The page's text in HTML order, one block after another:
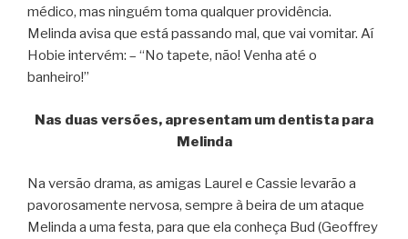
médico, mas ninguém toma qualquer providência.
Melinda avisa que está passando mal, que vai vomitar. Aí
Hobie intervém: – “No tapete, não! Venha até o
banheiro!”
Nas duas versões, apresentam um dentista para
Melinda
Na versão drama, as amigas Laurel e Cassie levarão a
pavorosamente nervosa, sempre à beira de um ataque
Melinda a uma festa, para que ela conheça Bud (Geoffrey